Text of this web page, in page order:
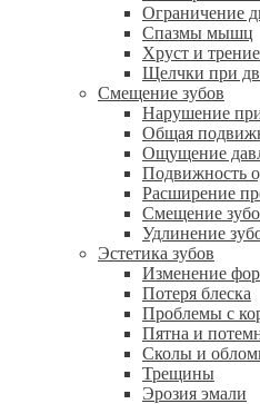
Ограничение
Спазмы мышц
Хруст и трение
Щелчки при
Смещение зубов
Нарушение
Общая
Ощущение
Подвижность
Расширение
Смещение
Удлинение
Эстетика зубов
Изменение
Потеря блеска
Проблемы с
Пятна и
Сколы и
Трещины
Эрозия эмали